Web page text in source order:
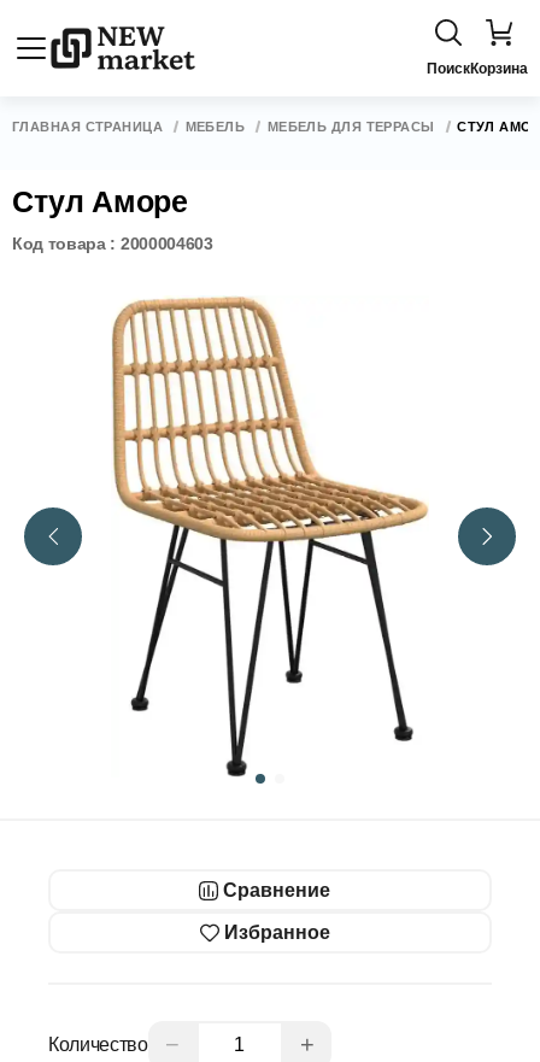
ПоискКорзина
ГЛАВНАЯ СТРАНИЦА МЕБЕЛЬ МЕБЕЛЬ ДЛЯ ТЕРРАСЫ СТУЛ
Стул Аморе
Код товара : 2000004603
Сравнение
Избранное
Количество − +